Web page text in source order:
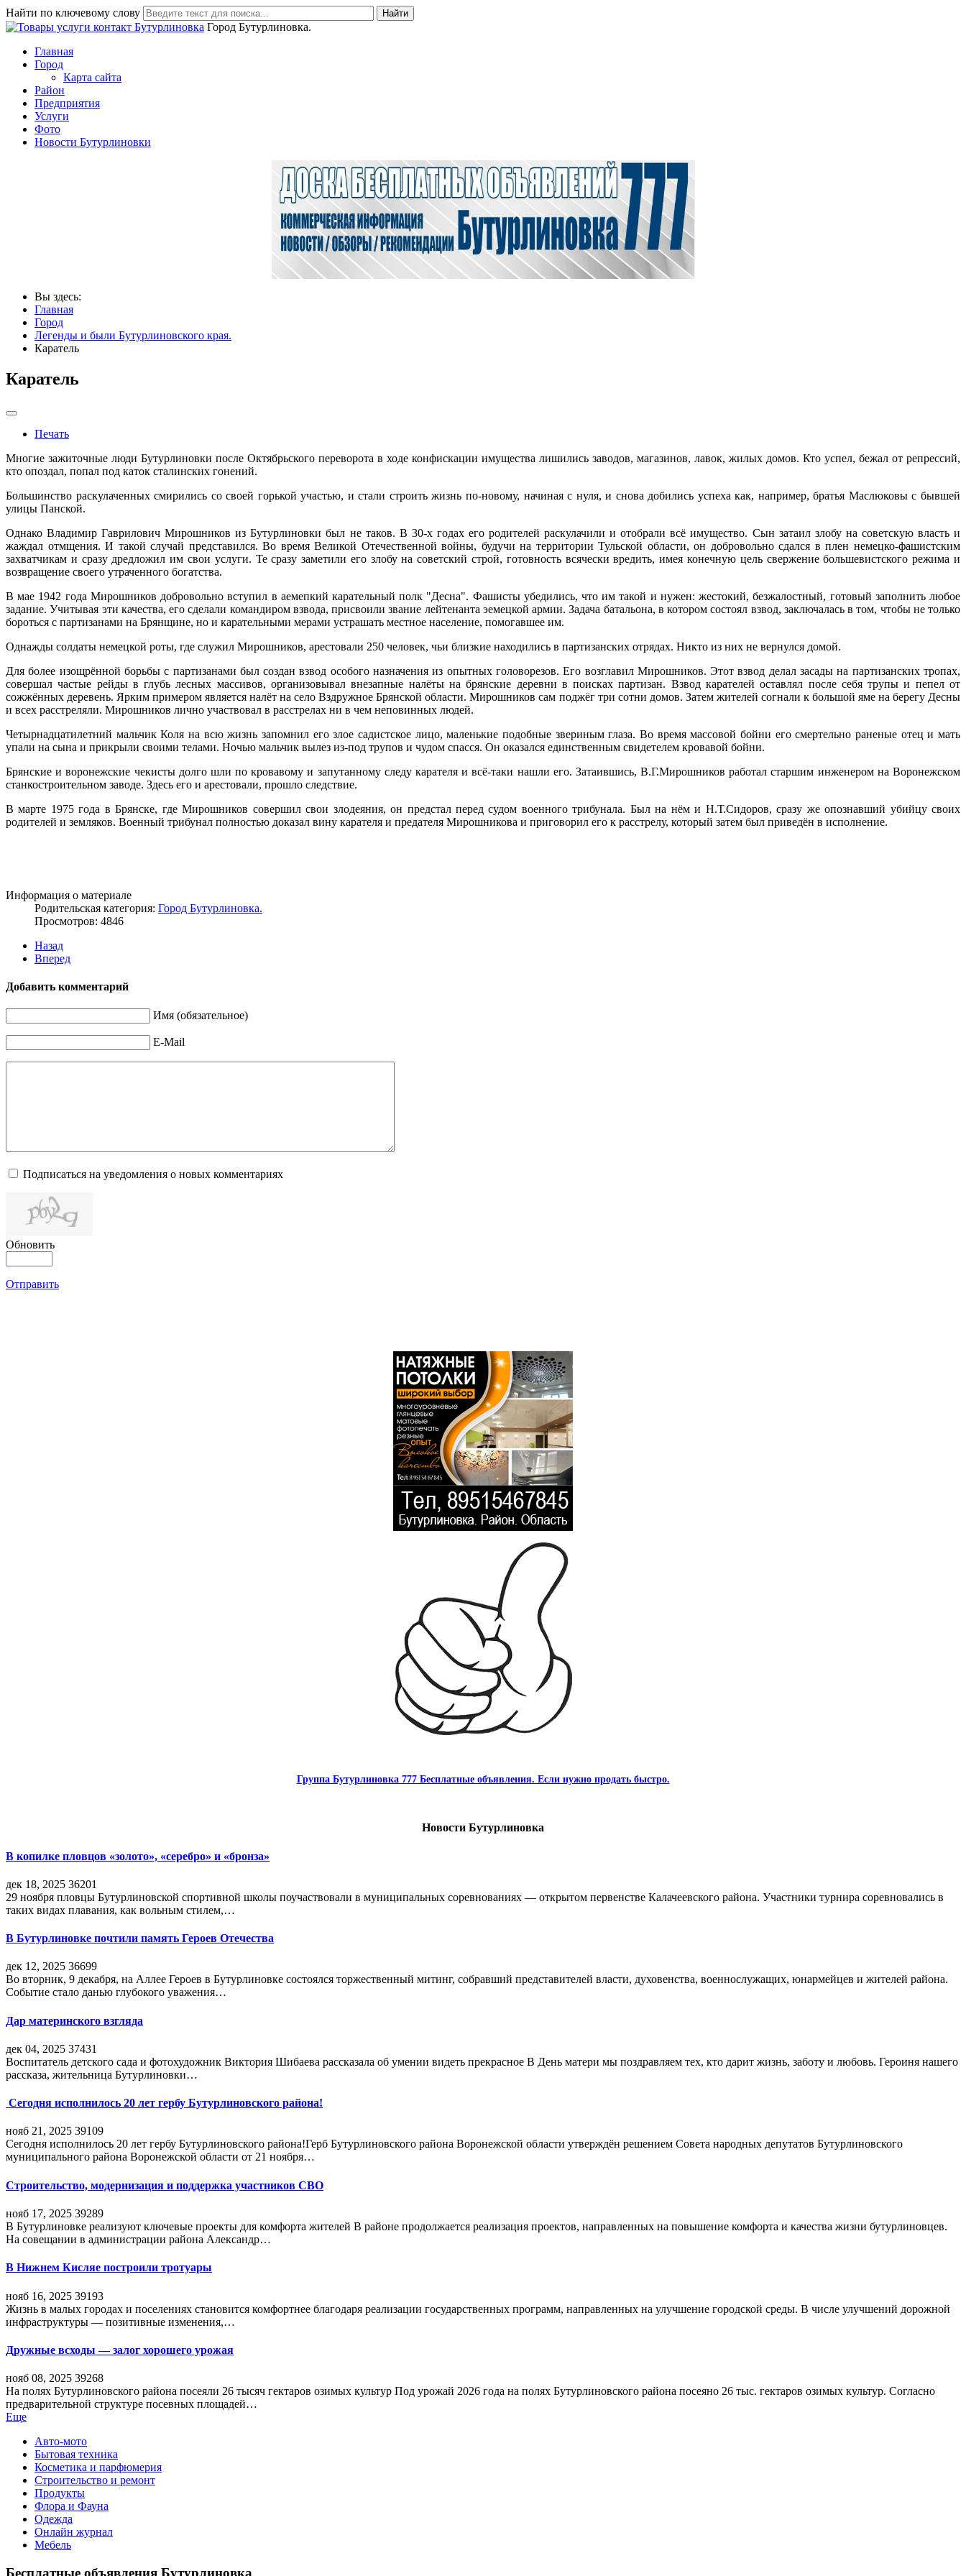
Найти по ключевому слову Найти
Город Бутурлиновка.
Главная
Город
Карта сайта
Район
Предприятия
Услуги
Фото
Новости Бутурлиновки
Вы здесь:
Главная
Город
Легенды и были Бутурлиновского края.
Каратель
Каратель
Печать
Многие зажиточные люди Бутурлиновки после Октябрьского переворота в ходе конфискации имущества лишились заводов, магазинов, лавок, жилых домов. Кто успел, бежал от репрессий,
кто опоздал, попал под каток сталинских гонений.
Большинство раскулаченных смирились со своей горькой участью, и стали строить жизнь по-новому, начиная с нуля, и снова добились успеха как, например, братья Маслюковы с бывшей
улицы Панской.
Однако Владимир Гаврилович Мирошников из Бутурлиновки был не таков. В 30-х годах его родителей раскулачили и отобрали всё имущество. Сын затаил злобу на советскую власть и
жаждал отмщения. И такой случай представился. Во время Великой Отечественной войны, будучи на территории Тульской области, он добровольно сдался в плен немецко-фашистским
захватчикам и сразу дредложил им свои услуги. Те сразу заметили его злобу на советский строй, готовность всячески вредить, имея конечную цель свержение большевистского режима и
возвращение своего утраченного богатства.
В мае 1942 года Мирошников добровольно вступил в аемепкий карательный полк "Десна". Фашисты убедились, что им такой и нужен: жестокий, безжалостный, готовый заполнить любое
задание. Учитывая эти качества, его сделали командиром взвода, присвоили звание лейтенанта эемецкой армии. Задача батальона, в котором состоял взвод, заключалась в том, чтобы не только
бороться с партизанами на Брянщине, но и карательными мерами устрашать местное население, помогавшее им.
Однажды солдаты немецкой роты, где служил Мирошников, арестовали 250 человек, чьи близкие находились в партизанских отрядах. Никто из них не вернулся домой.
Для более изощрённой борьбы с партизанами был создан взвод особого назначения из опытных головорезов. Его возглавил Мирошников. Этот взвод делал засады на партизанских тропах,
совершал частые рейды в глубь лесных массивов, организовывал внезапные налёты на брянские деревни в поисках партизан. Взвод карателей оставлял после себя трупы и пепел от
сожжённых деревень. Ярким примером является налёт на село Вздружное Брянской области. Мирошников сам поджёг три сотни домов. Затем жителей согнали к большой яме на берегу Десны
и всех расстреляли. Мирошников лично участвовал в расстрелах ни в чем неповинных людей.
Четырнадцатилетний мальчик Коля на всю жизнь запомнил его злое садистское лицо, маленькие подобные звериным глаза. Во время массовой бойни его смертельно раненые отец и мать
упали на сына и прикрыли своими телами. Ночью мальчик вылез из-под трупов и чудом спасся. Он оказался единственным свидетелем кровавой бойни.
Брянские и воронежские чекисты долго шли по кровавому и запутанному следу карателя и всё-таки нашли его. Затаившись, В.Г.Мирошников работал старшим инженером на Воронежском
станкостроительном заводе. Здесь его и арестовали, прошло следствие.
В марте 1975 года в Брянске, где Мирошников совершил свои злодеяния, он предстал перед судом военного трибунала. Был на нём и Н.Т.Сидоров, сразу же опознавший убийцу своих
родителей и земляков. Военный трибунал полностью доказал вину карателя и предателя Мирошникова и приговорил его к расстрелу, который затем был приведён в исполнение.
Информация о материале
Родительская категория: Город Бутурлиновка.
Просмотров: 4846
Назад
Вперед
Добавить комментарий
Имя (обязательное)
E-Mail
Подписаться на уведомления о новых комментариях
Обновить
Отправить
Группа Бутурлиновка 777 Бесплатные объявления. Если нужно продать быстро.
Новости Бутурлиновка
В копилке пловцов «золото», «серебро» и «бронза»
дек 18, 2025 36201
29 ноября пловцы Бутурлиновской спортивной школы поучаствовали в муниципальных соревнованиях — открытом первенстве Калачеевского района. Участники турнира соревновались в
таких видах плавания, как вольным стилем,…
В Бутурлиновке почтили память Героев Отечества
дек 12, 2025 36699
Во вторник, 9 декабря, на Аллее Героев в Бутурлиновке состоялся торжественный митинг, собравший представителей власти, духовенства, военнослужащих, юнармейцев и жителей района.
Событие стало данью глубокого уважения…
Дар материнского взгляда
дек 04, 2025 37431
Воспитатель детского сада и фотохудожник Виктория Шибаева рассказала об умении видеть прекрасное В День матери мы поздравляем тех, кто дарит жизнь, заботу и любовь. Героиня нашего
рассказа, жительница Бутурлиновки…
Сегодня исполнилось 20 лет гербу Бутурлиновского района!
нояб 21, 2025 39109
Сегодня исполнилось 20 лет гербу Бутурлиновского района!Герб Бутурлиновского района Воронежской области утверждён решением Совета народных депутатов Бутурлиновского
муниципального района Воронежской области от 21 ноября…
Строительство, модернизация и поддержка участников СВО
нояб 17, 2025 39289
В Бутурлиновке реализуют ключевые проекты для комфорта жителей В районе продолжается реализация проектов, направленных на повышение комфорта и качества жизни бутурлиновцев.
На совещании в администрации района Александр…
В Нижнем Кисляе построили тротуары
нояб 16, 2025 39193
Жизнь в малых городах и поселениях становится комфортнее благодаря реализации государственных программ, направленных на улучшение городской среды. В числе улучшений дорожной
инфраструктуры — позитивные изменения,…
Дружные всходы — залог хорошего урожая
нояб 08, 2025 39268
На полях Бутурлиновского района посеяли 26 тысяч гектаров озимых культур Под урожай 2026 года на полях Бутурлиновского района посеяно 26 тыс. гектаров озимых культур. Согласно
предварительной структуре посевных площадей…
Еще
Авто-мото
Бытовая техника
Косметика и парфюмерия
Строительство и ремонт
Продукты
Флора и Фауна
Одежда
Онлайн журнал
Мебель
Бесплатные объявления Бутурлиновка